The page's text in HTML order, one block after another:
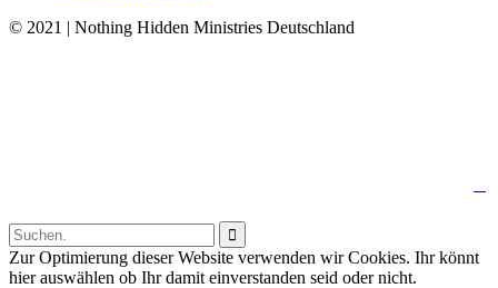
© 2021 | Nothing Hidden Ministries Deutschland

Zur Optimierung dieser Website verwenden wir Cookies. Ihr könnt
hier auswählen ob Ihr damit einverstanden seid oder nicht.